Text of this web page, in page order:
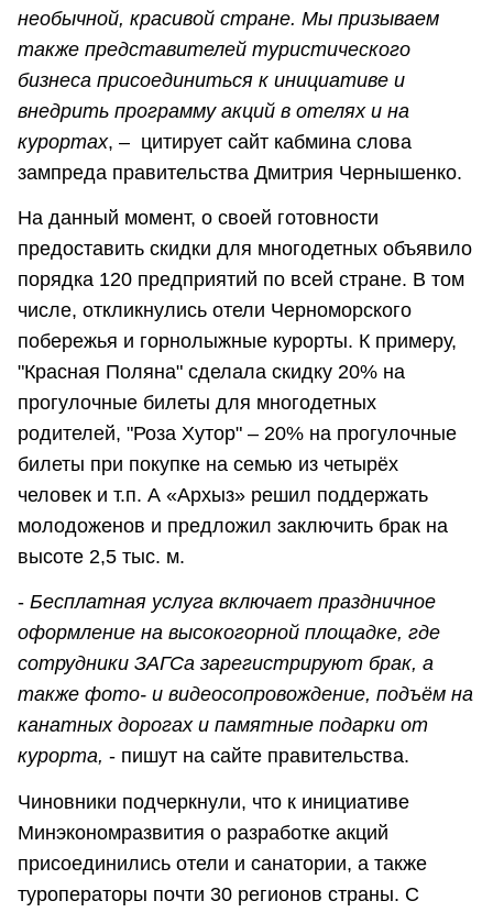
необычной, красивой стране. Мы призываем
также представителей туристического
бизнеса присоединиться к инициативе и
внедрить программу акций в отелях и на
курортах, – цитирует сайт кабмина слова
зампреда правительства Дмитрия Чернышенко.
На данный момент, о своей готовности
предоставить скидки для многодетных объявило
порядка 120 предприятий по всей стране. В том
числе, откликнулись отели Черноморского
побережья и горнолыжные курорты. К примеру,
"Красная Поляна" сделала скидку 20% на
прогулочные билеты для многодетных
родителей, "Роза Хутор" – 20% на прогулочные
билеты при покупке на семью из четырёх
человек и т.п. А «Архыз» решил поддержать
молодоженов и предложил заключить брак на
высоте 2,5 тыс. м.
- Бесплатная услуга включает праздничное
оформление на высокогорной площадке, где
сотрудники ЗАГСа зарегистрируют брак, а
также фото- и видеосопровождение, подъём на
канатных дорогах и памятные подарки от
курорта, - пишут на сайте правительства.
Чиновники подчеркнули, что к инициативе
Минэкономразвития о разработке акций
присоединились отели и санатории, а также
туроператоры почти 30 регионов страны. С